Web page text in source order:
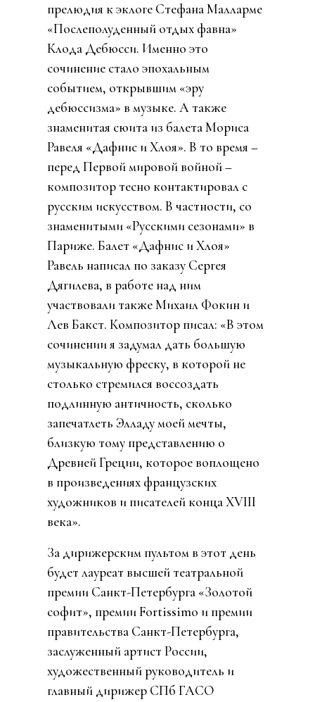
прелюдия к эклоге Стефана Малларме
«Послеполуденный отдых фавна»
Клода Дебюсси. Именно это
сочинение стало эпохальным
событием, открывшим «эру
дебюссизма» в музыке. А также
знаменитая сюита из балетаМориса
Равеля «Дафнис и Хлоя». В то время –
перед Первой мировой войной –
композитор тесно контактировал с
русским искусством. В частности, со
знаменитыми «Русскими сезонами» в
Париже. Балет «Дафнис и Хлоя»
Равель написал по заказу Сергея
Дягилева, в работе над ним
участвовали также Михаил Фокин и
Лев Бакст. Композитор писал: «В этом
сочинении я задумал дать большую
музыкальную фреску, в которой не
столько стремился воссоздать
подлинную античность, сколько
запечатлеть Элладу моей мечты,
близкую тому представлению о
Древней Греции, которое воплощено
в произведениях французских
художников и писателей конца XVIII
века».
За дирижерским пультом в этот день
будет лауреат высшей театральной
премии Санкт-Петербурга «Золотой
софит», премии Fortissimo и премии
правительства Санкт-Петербурга,
заслуженный артист России,
художественный руководитель и
главный дирижер СПб ГАСО